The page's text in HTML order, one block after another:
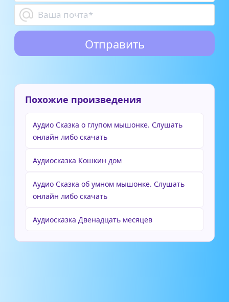
Похожие произведения
Аудио Сказка о глупом мышонке. Слушать
онлайн либо скачать
Аудиосказка Кошкин дом
Аудио Сказка об умном мышонке. Слушать
онлайн либо скачать
Аудиосказка Двенадцать месяцев